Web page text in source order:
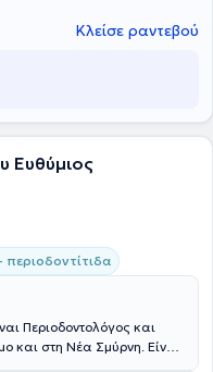
Κλείσε ραντεβού
Ευθύμιος
περιοδοντίτιδα
Περιοδοντολόγος και
και στη Νέα Σμύρνη. Είναι